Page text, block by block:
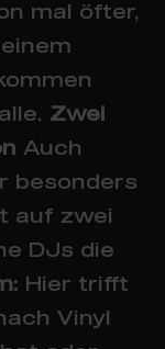
mal öfter,
Zwei
Auch
besonders
auf zwei
DJs die
Hier trifft
Vinyl